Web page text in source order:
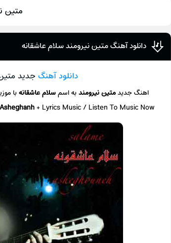
متین
دانلود آهنگ متین نیرومند سلام عاشقانه
دانلود آهنگجدید
اهنگ جدیدمتین نیرومندبه اسمسلام عاشقانهبا
+ Lyrics Music / Listen To Music Now